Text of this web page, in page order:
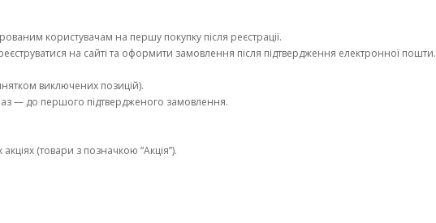
користувачам на першу покупку після реєстрації.
на сайті та оформити замовлення після підтвердження електронної пошти.
виключених позицій).
— до першого підтвердженого замовлення.
(товари з позначкою “Акція”).